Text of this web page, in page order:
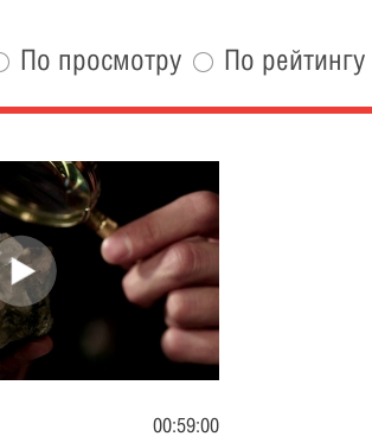
По просмотру По рейтингу
00:59:00